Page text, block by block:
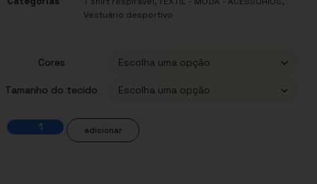
Vestuário desportivo
Cores
Tamanho do tecido
adicionar